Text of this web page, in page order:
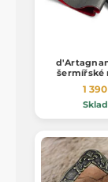
šermířské
1